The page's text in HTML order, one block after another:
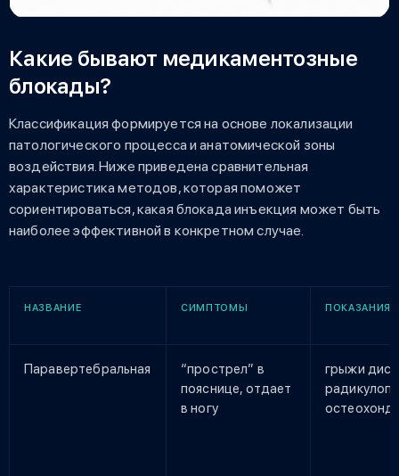
Какие бывают медикаментозные
блокады?
Классификация формируется на основе локализации
патологического процесса и анатомической зоны
воздействия. Ниже приведена сравнительная
характеристика методов, которая поможет
сориентироваться, какая блокада инъекция может быть
наиболее эффективной в конкретном случае.
НАЗВАНИЕ СИМПТОМЫ ПОКАЗАНИЯ
Паравертебральная
“прострел” в
пояснице, отдает
в ногу
грыжи